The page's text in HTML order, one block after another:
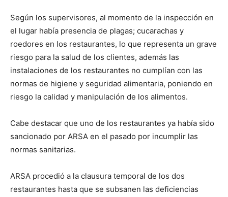
Según los supervisores, al momento de la inspección en
el lugar había presencia de plagas; cucarachas y
roedores en los restaurantes, lo que representa un grave
riesgo para la salud de los clientes, además las
instalaciones de los restaurantes no cumplían con las
normas de higiene y seguridad alimentaria, poniendo en
riesgo la calidad y manipulación de los alimentos.
Cabe destacar que uno de los restaurantes ya había sido
sancionado por ARSA en el pasado por incumplir las
normas sanitarias.
ARSA procedió a la clausura temporal de los dos
restaurantes hasta que se subsanen las deficiencias